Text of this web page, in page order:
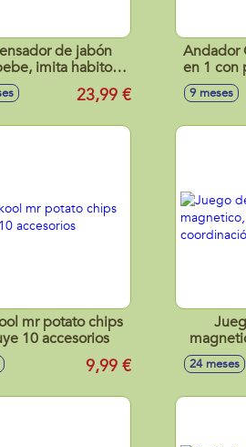
de jabón
imita habitos
incluye 2
y 15 melodias
23,99 €
Andador
en 1 con
panel
9 meses
mr potato chips
10 accesorios
9,99 € 24 meses